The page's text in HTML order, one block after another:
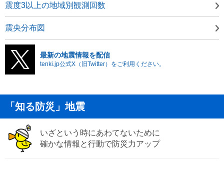
震度3以上の地域別観測回数
震央分布図
最新の地震情報を配信
tenki.jp公式X（旧Twitter）をご利用ください。
「知る防災」地震
いざという時にあわてないために
確かな情報と行動で防災力アップ